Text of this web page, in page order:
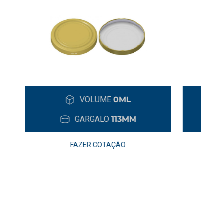
VOLUME 0ML
GARGALO 113MM
FAZER COTAÇÃO